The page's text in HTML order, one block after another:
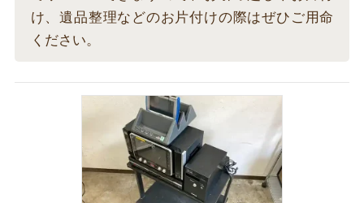
け、遺品整理などのお片付けの際はぜひご用命
ください。